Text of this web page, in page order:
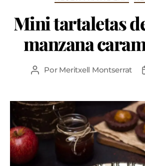
Mini tartaletas
manzana
Por Meritxell Montserrat